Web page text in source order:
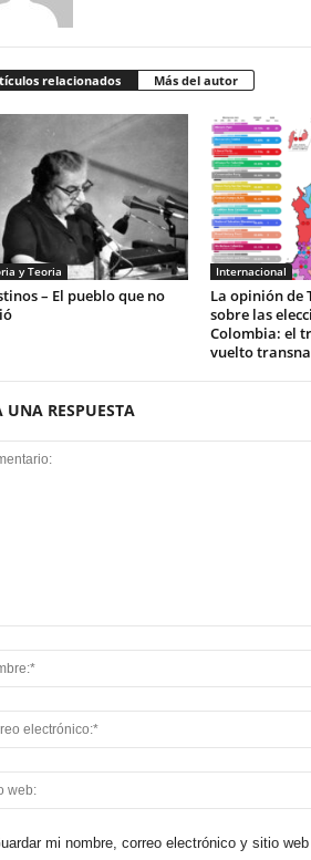
relacionados Más del autor
y Teoria
– El pueblo que no
Internacional
La opinión de
sobre las
Colombia: el
vuelto
UNA RESPUESTA
mi nombre, correo electrónico y sitio